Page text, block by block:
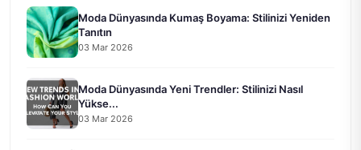
Moda Dünyasında Kumaş Boyama: Stilinizi Yeniden
Tanıtın
03 Mar 2026
Moda Dünyasında Yeni Trendler: Stilinizi Nasıl
Yükse...
03 Mar 2026